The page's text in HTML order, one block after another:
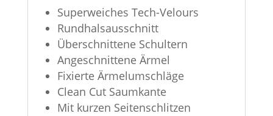
Superweiches Tech-Velours
Rundhalsausschnitt
Überschnittene Schultern
Angeschnittene Ärmel
Fixierte Ärmelumschläge
Clean Cut Saumkante
Mit kurzen Seitenschlitzen